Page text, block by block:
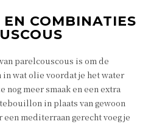
COMBINATIES
parelcouscous is om de
wat olie voordat je het water
meer smaak en een extra
in plaats van gewoon
een mediterraan gerecht voeg je